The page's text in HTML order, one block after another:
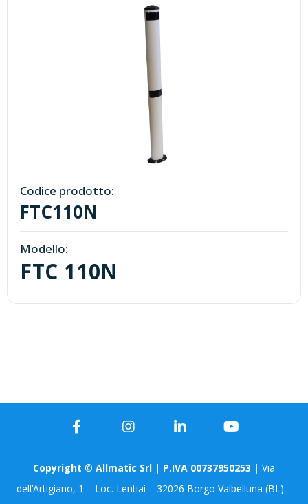
Codice prodotto:
FTC110N
Modello:
FTC 110N
Copyright © Allmatic Srl | P.IVA 00737950253 | Via
dell’Artigiano, 1 – Loc. Lentiai – 32026 Borgo Valbelluna (BL) –